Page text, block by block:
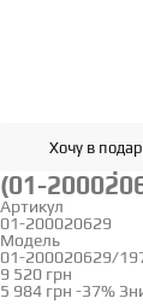
Хочу в
Золоті
(01-
Артикул
01-200020629
Модель
01-200020629/
9 520 грн
5 984 грн -37%